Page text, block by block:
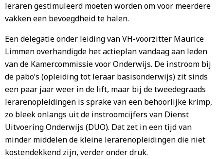
leraren gestimuleerd moeten worden om voor meerdere
vakken een bevoegdheid te halen.
Een delegatie onder leiding van VH-voorzitter Maurice
Limmen overhandigde het actieplan vandaag aan leden
van de Kamercommissie voor Onderwijs. De instroom bij
de pabo’s (opleiding tot leraar basisonderwijs) zit sinds
een paar jaar weer in de lift, maar bij de tweedegraads
lerarenopleidingen is sprake van een behoorlijke krimp,
zo bleek onlangs uit de instroomcijfers van Dienst
Uitvoering Onderwijs (DUO). Dat zet in een tijd van
minder middelen de kleine lerarenopleidingen die niet
kostendekkend zijn, verder onder druk.